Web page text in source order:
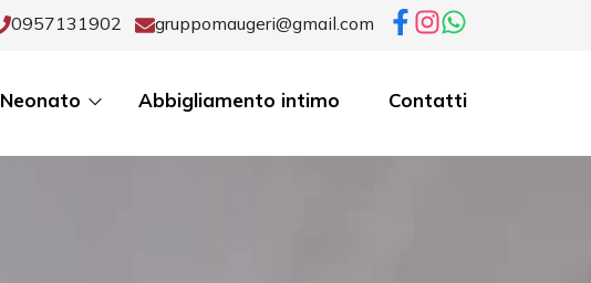
0957131902 gruppomaugeri@gmail.com
Neonato Abbigliamento intimo Contatti